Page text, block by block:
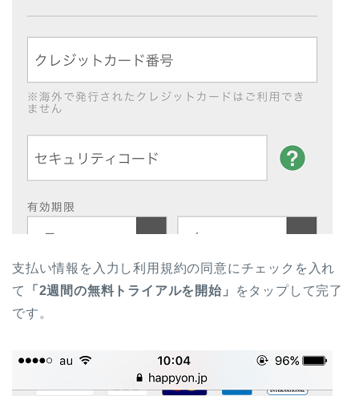
支払い情報を入力し利用規約の同意にチェックを入れ
て
「2週間の無料トライアルを開始」
をタップして完了
です。